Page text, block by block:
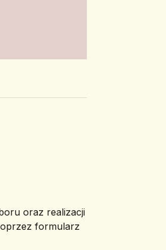
oraz realizacji
formularz